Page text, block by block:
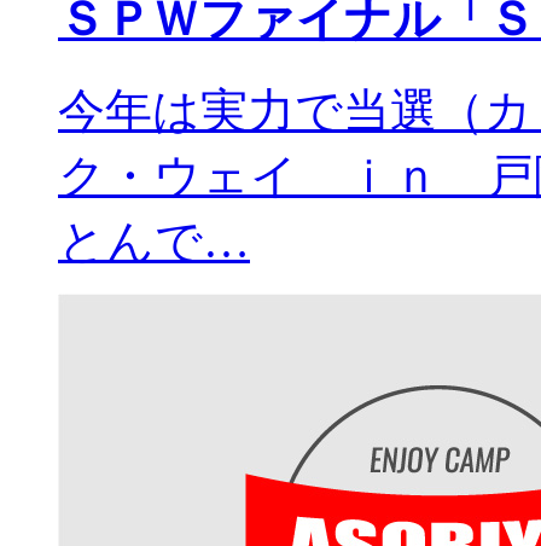
ＳＰＷファイナル
今年は実力で当選（
ク・ウェイ ｉｎ 戸
とんで…